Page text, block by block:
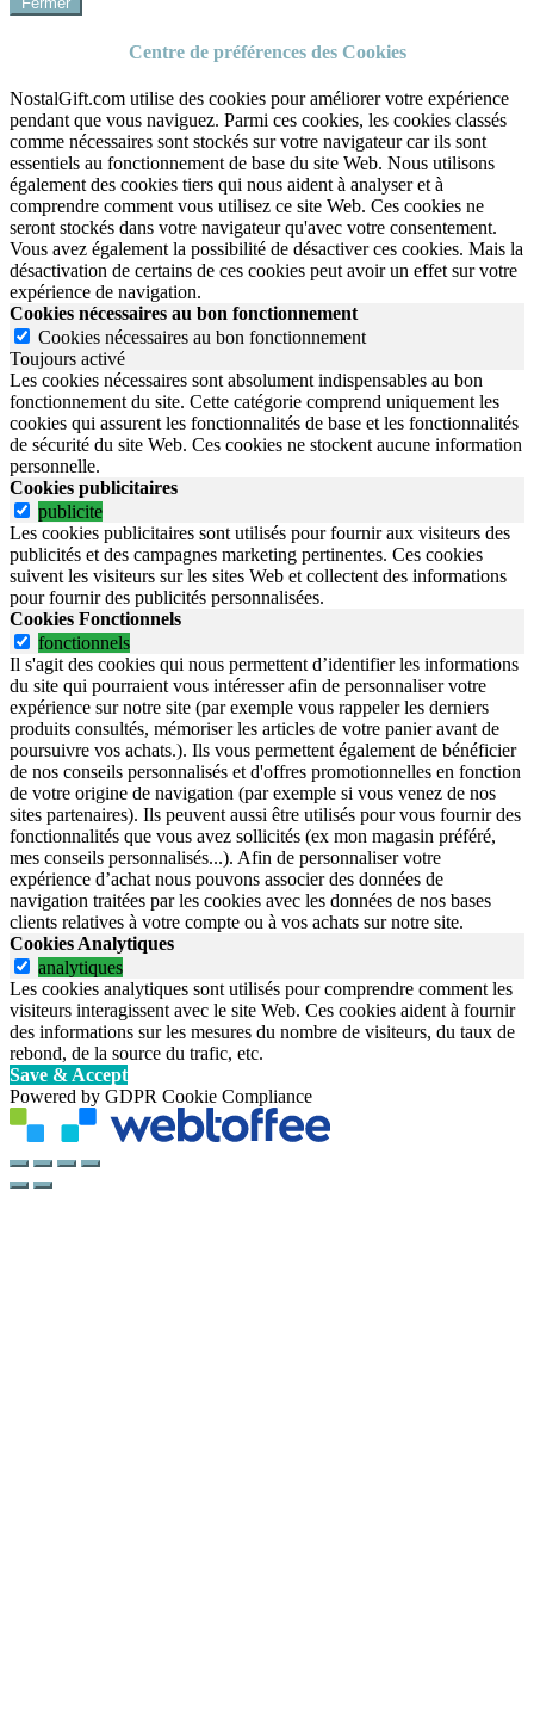
Centre de préférences des Cookies
NostalGift.com utilise des cookies pour améliorer votre expérience
pendant que vous naviguez. Parmi ces cookies, les cookies classés
comme nécessaires sont stockés sur votre navigateur car ils sont
essentiels au fonctionnement de base du site Web. Nous utilisons
également des cookies tiers qui nous aident à analyser et à
comprendre comment vous utilisez ce site Web. Ces cookies ne
seront stockés dans votre navigateur qu'avec votre consentement.
Vous avez également la possibilité de désactiver ces cookies. Mais la
désactivation de certains de ces cookies peut avoir un effet sur votre
expérience de navigation.
Cookies nécessaires au bon fonctionnement
Cookies nécessaires au bon fonctionnement
Toujours activé
Les cookies nécessaires sont absolument indispensables au bon
fonctionnement du site. Cette catégorie comprend uniquement les
cookies qui assurent les fonctionnalités de base et les fonctionnalités
de sécurité du site Web. Ces cookies ne stockent aucune information
personnelle.
Cookies publicitaires
publicite
Les cookies publicitaires sont utilisés pour fournir aux visiteurs des
publicités et des campagnes marketing pertinentes. Ces cookies
suivent les visiteurs sur les sites Web et collectent des informations
pour fournir des publicités personnalisées.
Cookies Fonctionnels
fonctionnels
Il s'agit des cookies qui nous permettent d’identifier les informations
du site qui pourraient vous intéresser afin de personnaliser votre
expérience sur notre site (par exemple vous rappeler les derniers
produits consultés, mémoriser les articles de votre panier avant de
poursuivre vos achats.). Ils vous permettent également de bénéficier
de nos conseils personnalisés et d'offres promotionnelles en fonction
de votre origine de navigation (par exemple si vous venez de nos
sites partenaires). Ils peuvent aussi être utilisés pour vous fournir des
fonctionnalités que vous avez sollicités (ex mon magasin préféré,
mes conseils personnalisés...). Afin de personnaliser votre
expérience d’achat nous pouvons associer des données de
navigation traitées par les cookies avec les données de nos bases
clients relatives à votre compte ou à vos achats sur notre site.
Cookies Analytiques
analytiques
Les cookies analytiques sont utilisés pour comprendre comment les
visiteurs interagissent avec le site Web. Ces cookies aident à fournir
des informations sur les mesures du nombre de visiteurs, du taux de
rebond, de la source du trafic, etc.
Save & Accept
Powered by GDPR Cookie Compliance